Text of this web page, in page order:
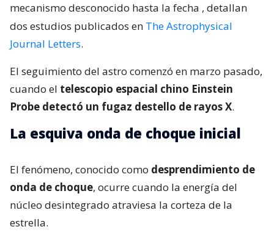
mecanismo desconocido hasta la fecha , detallan
dos estudios publicados en The Astrophysical
Journal Letters.
El seguimiento del astro comenzó en marzo pasado,
cuando el telescopio espacial chino Einstein
Probe detectó un fugaz destello de rayos X.
La esquiva onda de choque inicial
El fenómeno, conocido como desprendimiento de
onda de choque, ocurre cuando la energía del
núcleo desintegrado atraviesa la corteza de la
estrella.